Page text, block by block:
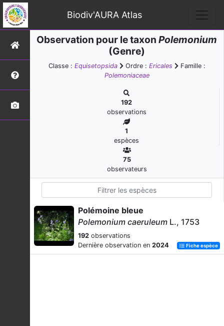
Biodiv'AURA Atlas
Observation pour le taxon Polemonium
(Genre)
Classe : Equisetopsida Ordre : Ericales
Famille :
Polemoniaceae
192
observations
1
espèces
75
observateurs
Polémoine bleue
Polemonium caeruleum L., 1753
192 observations
Dernière observation en 2024 Fiche espèce